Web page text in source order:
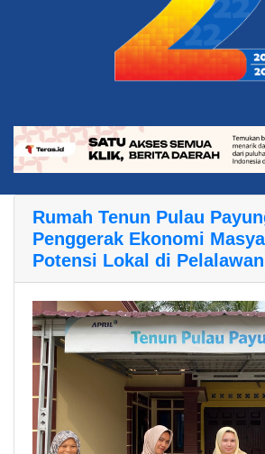
Rumah Tenun Pulau
Penggerak Ekonomi
Potensi Lokal di Pelalawan